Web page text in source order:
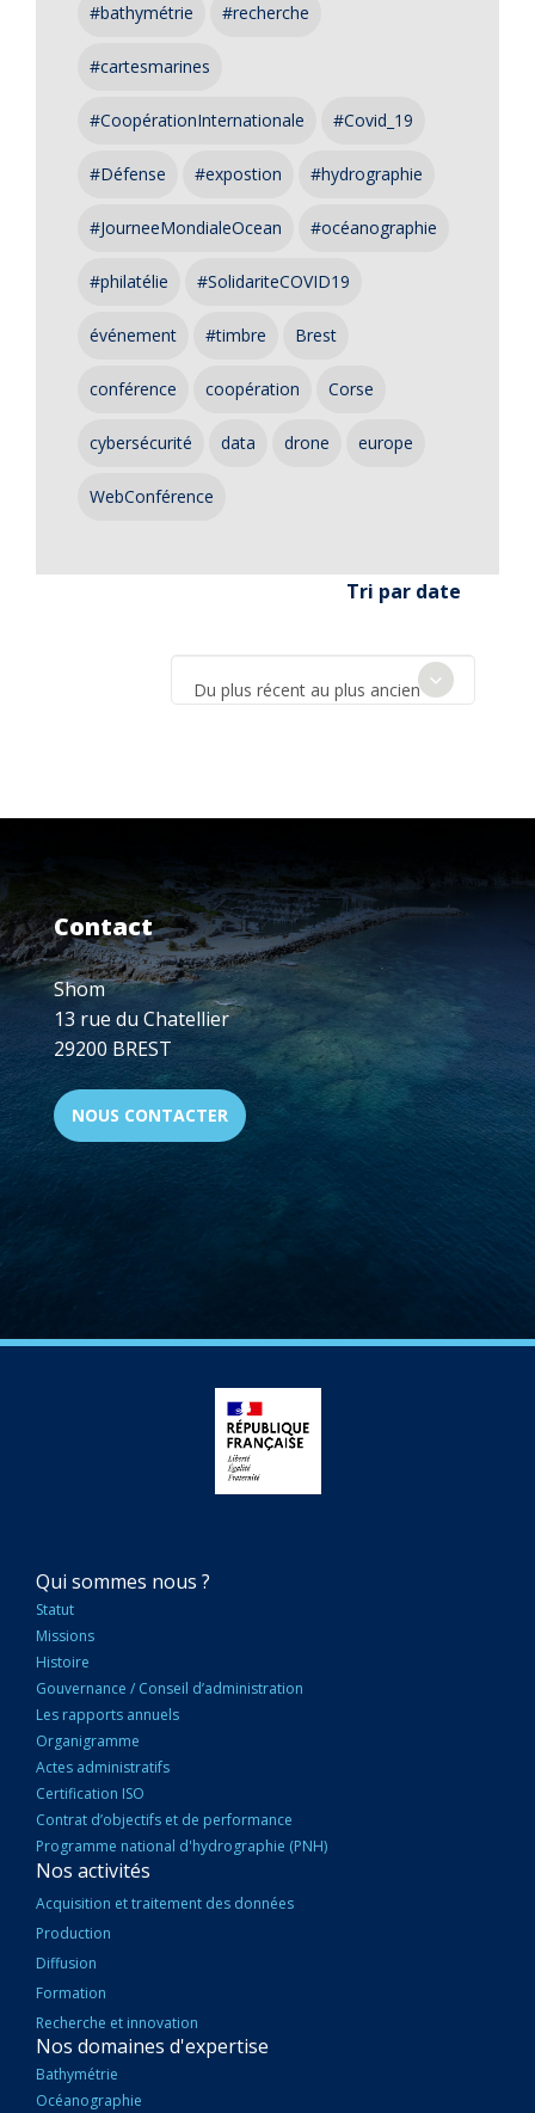
#bathymétrie #recherche
#cartesmarines
#CoopérationInternationale #Covid_19
#Défense #expostion #hydrographie
#JourneeMondialeOcean #océanographie
#philatélie #SolidariteCOVID19
événement #timbre Brest
conférence coopération Corse
cybersécurité data drone europe
WebConférence
Tri par date
Du plus récent au plus ancien
Contact
Shom
13 rue du Chatellier
29200 BREST
NOUS CONTACTER
NAVIGATION
PRINCIPALE
Qui sommes nous ?
Statut
Missions
Histoire
Gouvernance / Conseil d’administration
Les rapports annuels
Organigramme
Actes administratifs
Certification ISO
Contrat d’objectifs et de performance
Programme national d'hydrographie (PNH)
Nos activités
Acquisition et traitement des données
Production
Diffusion
Formation
Recherche et innovation
Nos domaines d'expertise
Bathymétrie
Océanographie